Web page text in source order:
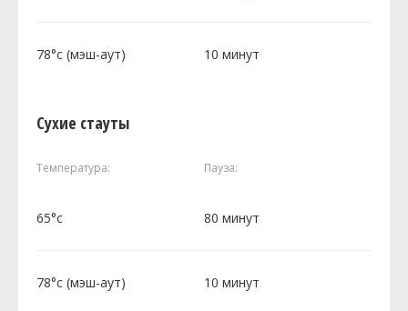
78°c (мэш-аут) 10 минут
Сухие стауты
Температура: Пауза:
65°c 80 минут
78°c (мэш-аут) 10 минут